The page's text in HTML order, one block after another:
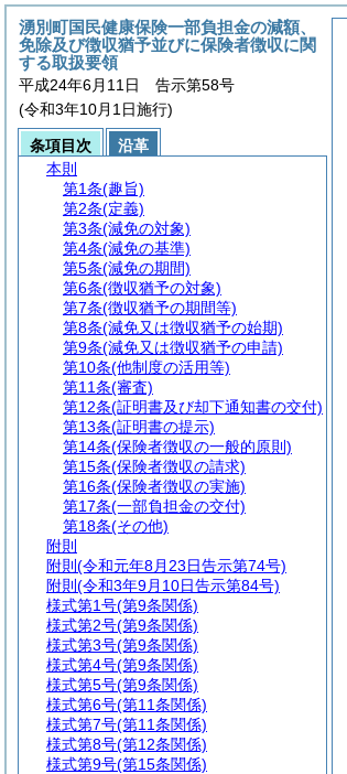
湧別町国民健康保険一部負担金の減額、
免除及び徴収猶予並びに保険者徴収に関
する取扱要領
平成24年6月11日 告示第58号
(令和3年10月1日施行)
条項目次
沿革
本則
第1条(趣旨)
第2条(定義)
第3条(減免の対象)
第4条(減免の基準)
第5条(減免の期間)
第6条(徴収猶予の対象)
第7条(徴収猶予の期間等)
第8条(減免又は徴収猶予の始期)
第9条(減免又は徴収猶予の申請)
第10条(他制度の活用等)
第11条(審査)
第12条(証明書及び却下通知書の交付)
第13条(証明書の提示)
第14条(保険者徴収の一般的原則)
第15条(保険者徴収の請求)
第16条(保険者徴収の実施)
第17条(一部負担金の交付)
第18条(その他)
附則
附則 (令和元年8月23日告示第74号)
附則 (令和3年9月10日告示第84号)
様式第1号(第9条関係)
様式第2号(第9条関係)
様式第3号(第9条関係)
様式第4号(第9条関係)
様式第5号(第9条関係)
様式第6号(第11条関係)
様式第7号(第11条関係)
様式第8号(第12条関係)
様式第9号(第15条関係)